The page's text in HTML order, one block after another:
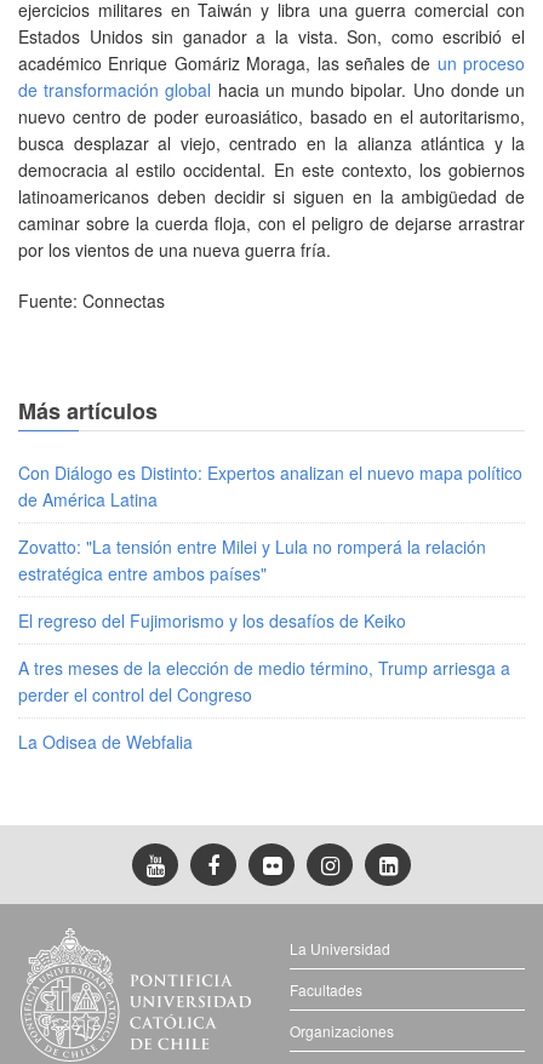
ejercicios militares en Taiwán y libra una guerra comercial con
Estados Unidos sin ganador a la vista. Son, como escribió el
académico Enrique Gomáriz Moraga, las señales de un proceso
de transformación global hacia un mundo bipolar. Uno donde un
nuevo centro de poder euroasiático, basado en el autoritarismo,
busca desplazar al viejo, centrado en la alianza atlántica y la
democracia al estilo occidental. En este contexto, los gobiernos
latinoamericanos deben decidir si siguen en la ambigüedad de
caminar sobre la cuerda floja, con el peligro de dejarse arrastrar
por los vientos de una nueva guerra fría.
Fuente: Connectas
Más artículos
Con Diálogo es Distinto: Expertos analizan el nuevo mapa político
de América Latina
Zovatto: "La tensión entre Milei y Lula no romperá la relación
estratégica entre ambos países"
El regreso del Fujimorismo y los desafíos de Keiko
A tres meses de la elección de medio término, Trump arriesga a
perder el control del Congreso
La Odisea de Webfalia
La Universidad
Facultades
Organizaciones